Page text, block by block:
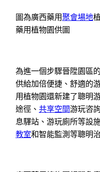
圖為廣西藥用聚會場地
藥用植物園供圖
為進一個步驟晉陞園區
供給加倍便捷、舒適的
用植物園還新建了聰明
途徑、 共享空間游玩咨
息驛站、游玩廁所等設
教室和智能監測等聰明